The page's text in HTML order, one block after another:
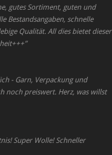
gutes Sortiment, guten und
Bestandsangaben, schnelle
Qualität. All dies bietet dieser
”
- Garn, Verpackung und
noch preiswert. Herz, was willst
Super Wolle! Schneller